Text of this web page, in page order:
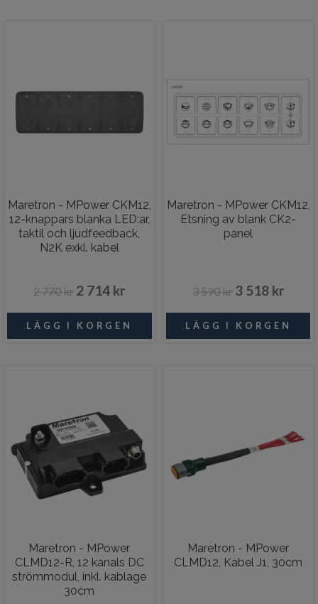
Maretron - MPower CKM12,
12-knappars blanka LED:ar,
taktil och ljudfeedback,
N2K exkl. kabel
2 770 kr 2 714 kr
Maretron - MPower CKM12,
Etsning av blank CK2-
panel
3 590 kr 3 518 kr
Maretron - MPower
CLMD12-R, 12 kanals DC
strömmodul, inkl. kablage
30cm
Maretron - MPower
CLMD12, Kabel J1, 30cm